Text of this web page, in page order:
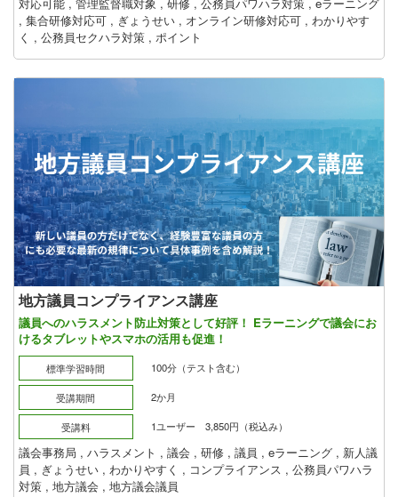
, 集合研修対応可 , ぎょうせい , オンライン研修対応可 , わかりやす
く , 公務員セクハラ対策 , ポイント
地方議員コンプライアンス講座
議員へのハラスメント防止対策として好評！ Eラーニングで議会にお
けるタブレットやスマホの活用も促進！
標準学習時間 100分（テスト含む）
受講期間 2か月
受講料 1ユーザー 3,850円（税込み）
議会事務局 , ハラスメント , 議会 , 研修 , 議員 , eラーニング , 新人議
員 , ぎょうせい , わかりやすく , コンプライアンス , 公務員パワハラ
対策 , 地方議会 , 地方議会議員